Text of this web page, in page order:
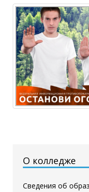
О колледже
Сведения об